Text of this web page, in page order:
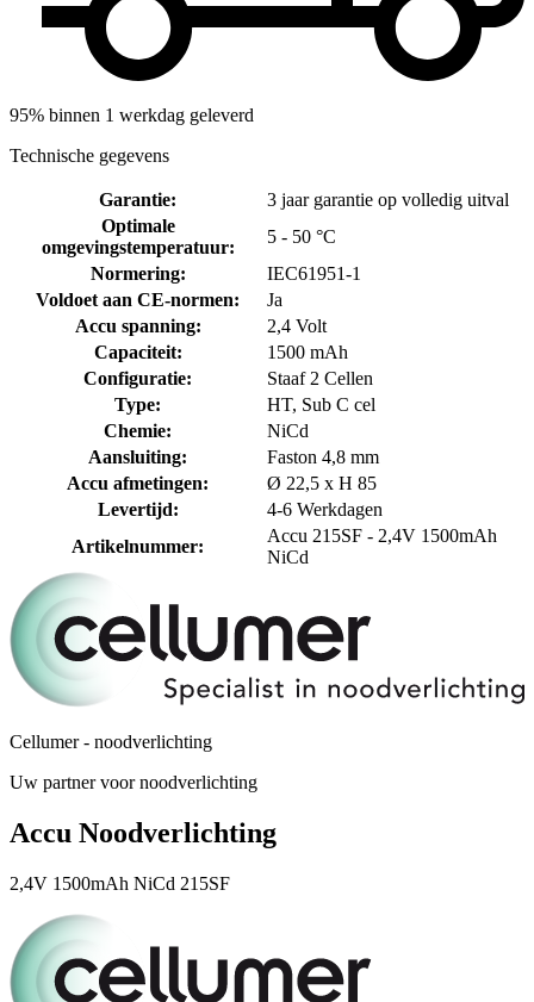
95% binnen 1 werkdag geleverd
Technische gegevens
Garantie:
3 jaar garantie op volledig uitval
Optimale
omgevingstemperatuur:
5 - 50 °C
Normering:
IEC61951-1
Voldoet aan CE-normen:
Ja
Accu spanning:
2,4 Volt
Capaciteit:
1500 mAh
Configuratie:
Staaf 2 Cellen
Type:
HT, Sub C cel
Chemie:
NiCd
Aansluiting:
Faston 4,8 mm
Accu afmetingen:
Ø 22,5 x H 85
Levertijd:
4-6 Werkdagen
Artikelnummer:
Accu 215SF - 2,4V 1500mAh
NiCd
Cellumer - noodverlichting
Uw partner voor noodverlichting
Accu Noodverlichting
2,4V 1500mAh NiCd 215SF